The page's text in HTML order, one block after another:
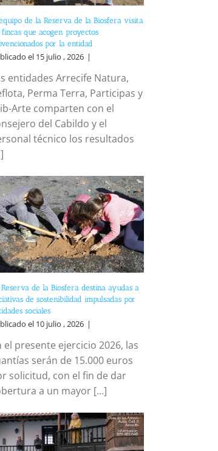
de la Reserva de la Biosfera visita
fincas que acogen proyectos
por la entidad
el 15 julio , 2026 |
entidades Arrecife Natura,
Perma Terra, Participas y
Arte comparten con el
del Cabildo y el
técnico los resultados
de la Biosfera destina ayudas a
de sostenibilidad impulsadas por
sociales
el 10 julio , 2026 |
el presente ejercicio 2026, las
serán de 15.000 euros
solicitud, con el fin de dar
a un mayor [...]